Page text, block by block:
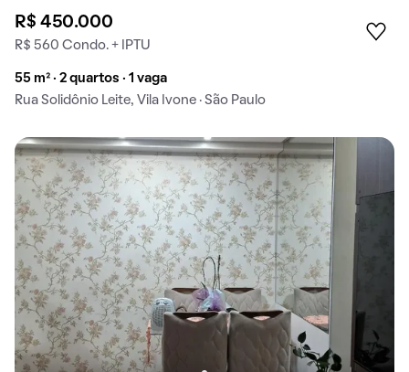
R$ 450.000
R$ 560 Condo. + IPTU
55 m² · 2 quartos · 1 vaga
Rua Solidônio Leite, Vila Ivone · São Paulo